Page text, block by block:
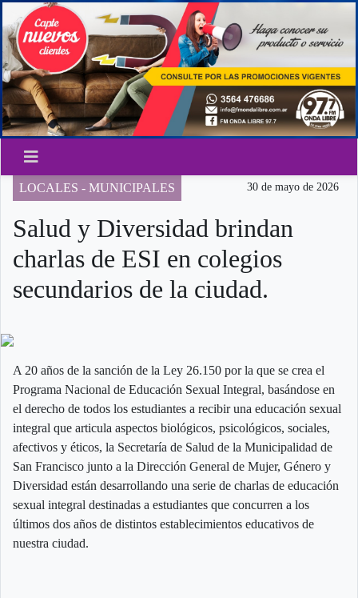
LOCALES - MUNICIPALES 30 de mayo de 2026
Salud y Diversidad brindan
charlas de ESI en colegios
secundarios de la ciudad.
A 20 años de la sanción de la Ley 26.150 por la que se crea el
Programa Nacional de Educación Sexual Integral, basándose en
el derecho de todos los estudiantes a recibir una educación sexual
integral que articula aspectos biológicos, psicológicos, sociales,
afectivos y éticos, la Secretaría de Salud de la Municipalidad de
San Francisco junto a la Dirección General de Mujer, Género y
Diversidad están desarrollando una serie de charlas de educación
sexual integral destinadas a estudiantes que concurren a los
últimos dos años de distintos establecimientos educativos de
nuestra ciudad.